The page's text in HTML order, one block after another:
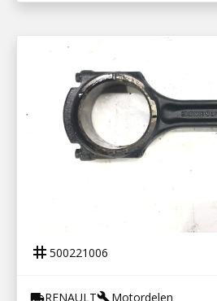
tag 500221006
local_shippingRENAULTbuildMotordelen